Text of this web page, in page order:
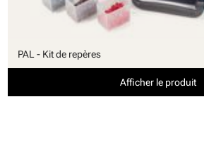
PAL - Kit de repères
Afficher le produit